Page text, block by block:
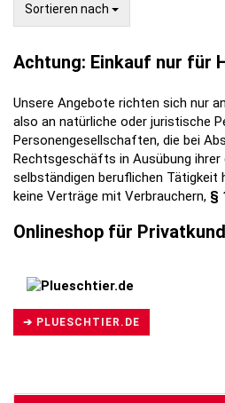
Sortieren nach
Sortieren nach
Achtung: Einkauf nur für
Unsere Angebote richten sich nur
also an natürliche oder juristische
Personengesellschaften, die bei
Rechtsgeschäfts in Ausübung ihrer
selbständigen beruflichen Tätigkeit
keine Verträge mit Verbrauchern, §
Onlineshop für
➔ PLUESCHTIER.DE